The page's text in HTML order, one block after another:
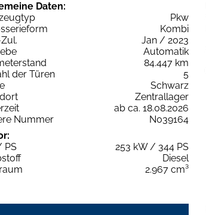
Daten:
Pkw
Kombi
Jan / 2023
Automatik
84.447 km
der Türen
5
Schwarz
Zentrallager
ab ca. 18.08.2026
Nummer
N039164
PS
253 kW / 344 PS
Diesel
2.967 cm³